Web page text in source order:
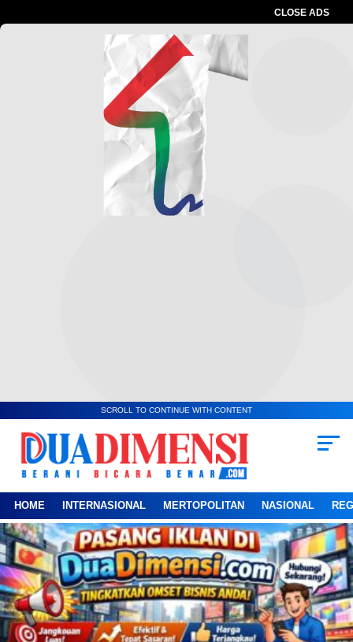
CLOSE ADS
SCROLL TO CONTINUE WITH CONTENT
HOME INTERNASIONAL MERTOPOLITAN NASIONAL
Advertesment